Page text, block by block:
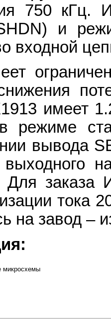
750 кГц.
и
входной
имеет
режиме
вывода
выходного
заказа
тока
на завод –
микросхемы